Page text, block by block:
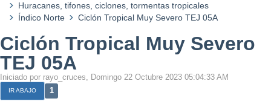
Huracanes, tifones, ciclones, tormentas tropicales
Índico Norte
Ciclón Tropical Muy Severo TEJ 05A
Ciclón Tropical Muy Severo
TEJ 05A
Iniciado por rayo_cruces, Domingo 22 Octubre 2023 05:04:33 AM
IR ABAJO 1